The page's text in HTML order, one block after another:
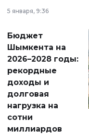
принести
народу
Венесуэлы.
5 января, 9:36
Бюджет
Шымкента на
2026–2028 годы:
рекордные
доходы и
долговая
нагрузка на
сотни
миллиардов